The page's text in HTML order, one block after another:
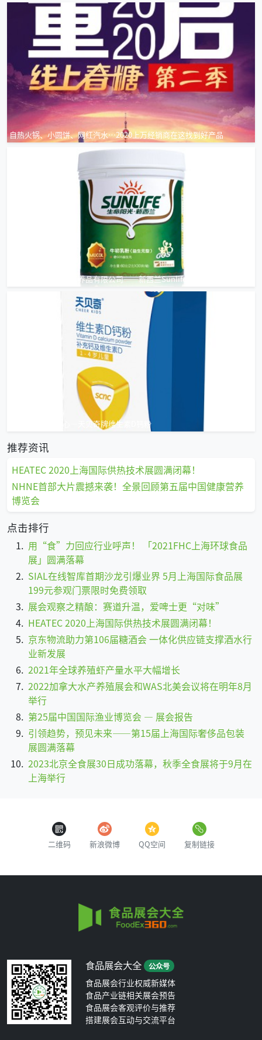
自热火锅、小圆饼、网红汽水…2020上万经销商在这找到好产品
生命阳光（广州）营养品有限公司——新西兰Sunlife牛初乳奶粉
上海儿童营养中心—天贝奇牌维生素D钙粉
推荐资讯
HEATEC 2020上海国际供热技术展圆满闭幕！
NHNE首部大片震撼来袭！全景回顾第五届中国健康营养
博览会
点击排行
用“食”力回应行业呼声！ 「2021FHC上海环球食品
展」圆满落幕
SIAL在线智库首期沙龙引爆业界 5月上海国际食品展
199元参观门票限时免费领取
展会观察之精酿：赛道升温，爱啤士更“对味”
HEATEC 2020上海国际供热技术展圆满闭幕！
京东物流助力第106届糖酒会 一体化供应链支撑酒水行
业新发展
2021年全球养殖虾产量水平大幅增长
2022加拿大水产养殖展会和WAS北美会议将在明年8月
举行
第25届中国国际渔业博览会 — 展会报告
引领趋势，预见未来——第15届上海国际奢侈品包装
展圆满落幕
2023北京全食展30日成功落幕，秋季全食展将于9月在
上海举行
二维码 新浪微博 QQ空间 复制链接
食品展会大全 公众号
食品展会行业权威新媒体
食品产业链相关展会预告
食品展会客观评价与推荐
搭建展会互动与交流平台